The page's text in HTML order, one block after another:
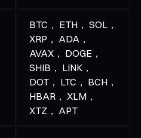
BTC， ETH， SOL，
XRP， ADA，
AVAX， DOGE，
SHIB， LINK，
DOT， LTC， BCH，
HBAR， XLM，
XTZ， APT